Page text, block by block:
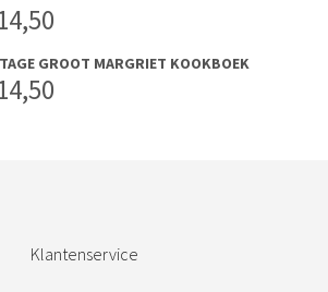
GROOT MARGRIET KOOKBOEK
Klantenservice